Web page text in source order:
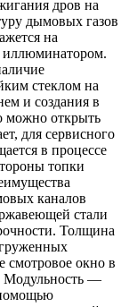
дров на
дымовых газов
на
иллюминатором.
стеклом на
и создания в
можно открыть
для сервисного
в процессе
топки
каналов
стали
Толщина
смотровое окно в
Модульность —